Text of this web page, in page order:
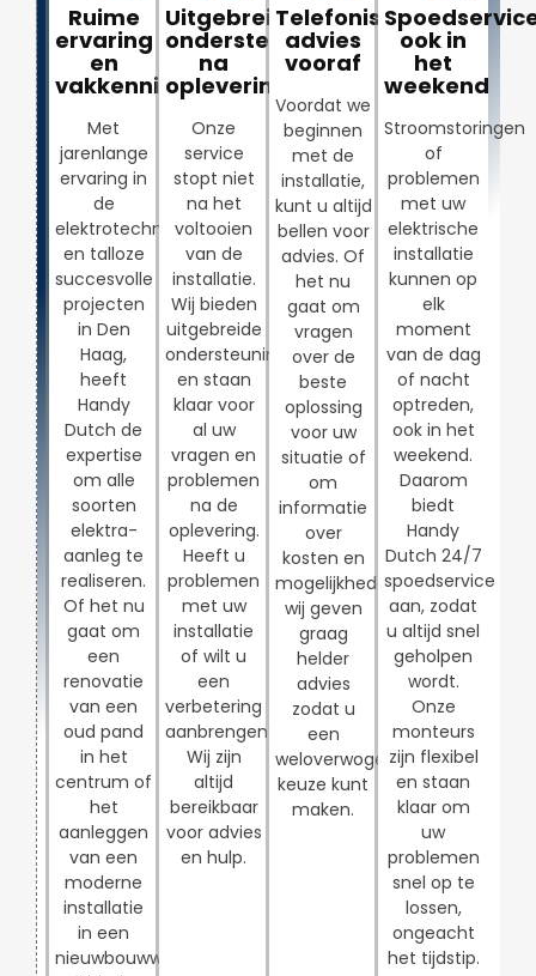
Ruime
ervaring
en
vakkennis
Met
jarenlange
ervaring in
de
elektrotechniek
en talloze
succesvolle
projecten
in Den
Haag,
heeft
Handy
Dutch de
expertise
om alle
soorten
elektra-
aanleg te
realiseren.
Of het nu
gaat om
een
renovatie
van een
oud pand
in het
centrum of
het
aanleggen
van een
moderne
installatie
in een
nieuwbouwwijk,
Uitgebreide
ondersteuning
na
oplevering
Onze
service
stopt niet
na het
voltooien
van de
installatie.
Wij bieden
uitgebreide
ondersteuning
en staan
klaar voor
al uw
vragen en
problemen
na de
oplevering.
Heeft u
problemen
met uw
installatie
of wilt u
een
verbetering
aanbrengen?
Wij zijn
altijd
bereikbaar
voor advies
en hulp.
Telefonisch
advies
vooraf
Voordat we
beginnen
met de
installatie,
kunt u altijd
bellen voor
advies. Of
het nu
gaat om
vragen
over de
beste
oplossing
voor uw
situatie of
om
informatie
over
kosten en
mogelijkheden,
wij geven
graag
helder
advies
zodat u
een
weloverwogen
keuze kunt
maken.
ook in
het
weekend
Stroomstoringen
of
problemen
met uw
elektrische
installatie
kunnen op
elk
moment
van de dag
of nacht
optreden,
ook in het
weekend.
Daarom
biedt
Handy
Dutch 24/7
spoedservice
aan, zodat
u altijd snel
geholpen
wordt.
Onze
monteurs
zijn flexibel
en staan
klaar om
uw
problemen
snel op te
lossen,
ongeacht
het tijdstip.